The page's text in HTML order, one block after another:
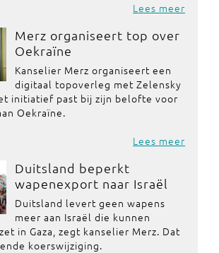
Lees meer
Merz organiseert top over
Oekraïne
Kanselier Merz organiseert een
digitaal topoverleg met Zelensky
initiatief past bij zijn belofte voor
Oekraïne.
Lees meer
Duitsland beperkt
wapenexport naar Israël
Duitsland levert geen wapens
meer aan Israël die kunnen
in Gaza, zegt kanselier Merz. Dat
koerswijziging.